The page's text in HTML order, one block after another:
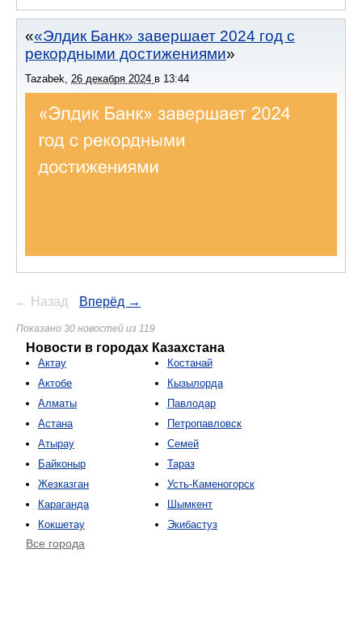
«Элдик Банк» завершает 2024 год с
рекордными достижениями
Tazabek, 26 декабря 2024 в 13:44
← Назад Вперёд →
Показано 30 новостей из 119
Новости в городах Казахстана
Актау
Актобе
Алматы
Астана
Атырау
Байконыр
Жезказган
Караганда
Кокшетау
Костанай
Кызылорда
Павлодар
Петропавловск
Семей
Тараз
Усть-Каменогорск
Шымкент
Экибастуз
Все города